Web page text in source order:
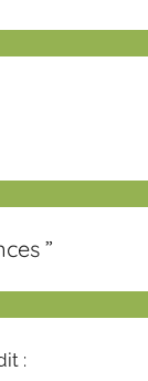
”
: